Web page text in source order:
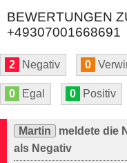
BEWERTUNGEN
+49307001668691
2 Negativ 0
0 Egal 0 Positiv
Martin
meldete die
als Negativ